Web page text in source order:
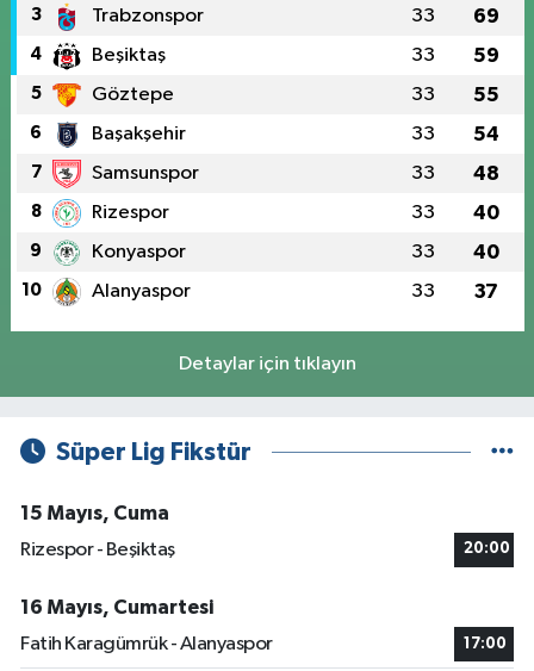
3 Trabzonspor 33 69
4 Beşiktaş 33 59
5 Göztepe 33 55
6 Başakşehir 33 54
7 Samsunspor 33 48
8 Rizespor 33 40
9 Konyaspor 33 40
10 Alanyaspor 33 37
Detaylar için tıklayın
Süper Lig Fikstür
15 Mayıs, Cuma
Rizespor - Beşiktaş
20:00
16 Mayıs, Cumartesi
Fatih Karagümrük - Alanyaspor
17:00